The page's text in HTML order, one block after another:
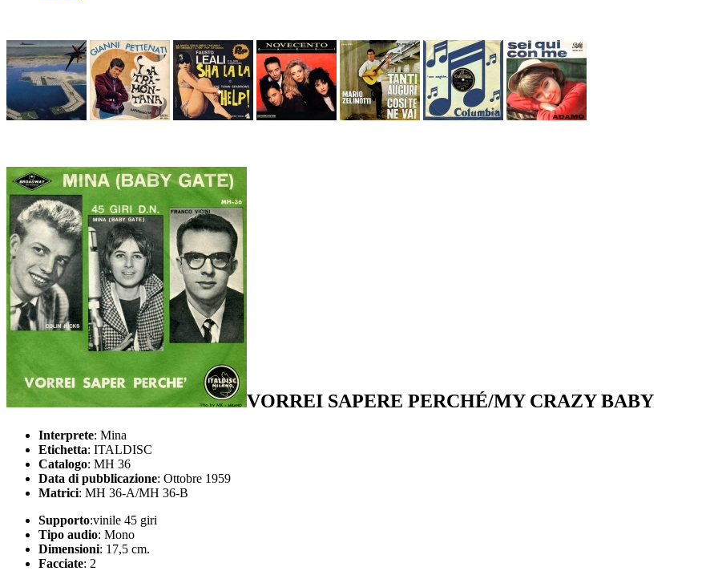
VORREI SAPERE PERCHÉ/MY CRAZY BABY
Interprete: Mina
Etichetta: ITALDISC
Catalogo: MH 36
Data di pubblicazione: Ottobre 1959
Matrici: MH 36-A/MH 36-B
Supporto:vinile 45 giri
Tipo audio: Mono
Dimensioni: 17,5 cm.
Facciate: 2